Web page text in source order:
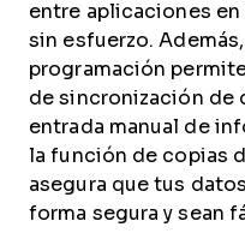
entre aplicaciones en
sin esfuerzo.
programación
de sincronización de
entrada manual de
la función de copias
asegura que tus
forma segura y sean